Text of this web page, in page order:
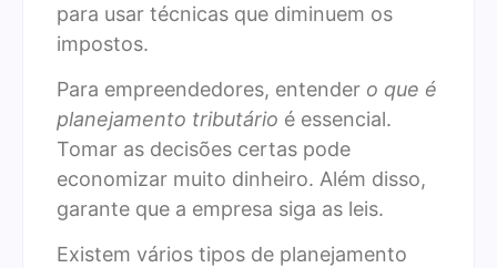
para usar técnicas que diminuem os
impostos.
Para empreendedores, entender o que é
planejamento tributário é essencial.
Tomar as decisões certas pode
economizar muito dinheiro. Além disso,
garante que a empresa siga as leis.
Existem vários tipos de planejamento